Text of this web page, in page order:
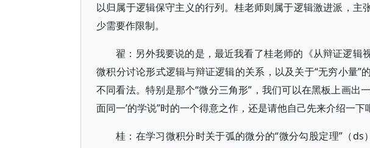
以归属于逻辑保守主义的行列。桂老师则属于逻辑激进派，主
少需要作限制。
翟：另外我要说的是，最近我看了桂老师的《从辩证逻辑
微积分讨论形式逻辑与辩证逻辑的关系，以及关于“无穷小量”
不同看法。特别是那个“微分三角形”，我们可以在黑板上画出
面同一’的学说”时的一个得意之作，还是请他自己先来介绍一下
桂：在学习微积分时关于弧的微分的“微分勾股定理”（